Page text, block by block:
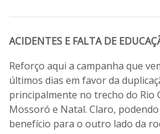
ACIDENTES E FALTA DE
Reforço aqui a campanha que
últimos dias em favor da
principalmente no trecho do Rio
Mossoró e Natal. Claro,
benefício para o outro lado da